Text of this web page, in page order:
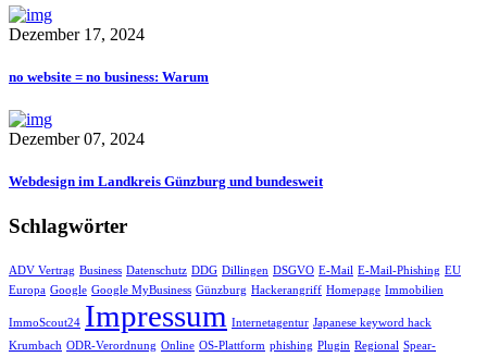
Dezember 17, 2024
no website = no business: Warum
Dezember 07, 2024
Webdesign im Landkreis Günzburg und bundesweit
Schlagwörter
ADV Vertrag Business Datenschutz DDG Dillingen DSGVO E-Mail E-Mail-Phishing EU
Europa Google Google MyBusiness Günzburg Hackerangriff Homepage Immobilien
ImmoScout24 Impressum Internetagentur Japanese keyword hack
Krumbach ODR-Verordnung Online OS-Plattform phishing Plugin Regional Spear-